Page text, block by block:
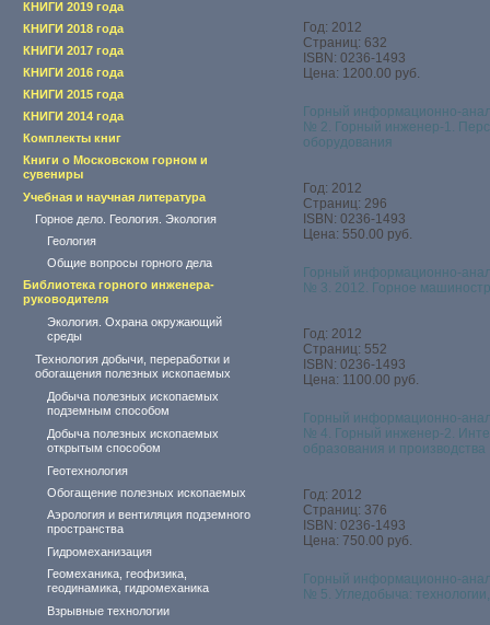
КНИГИ 2019 года
КНИГИ 2018 года
КНИГИ 2017 года
КНИГИ 2016 года
КНИГИ 2015 года
КНИГИ 2014 года
Комплекты книг
Книги о Московском горном и
сувениры
Учебная и научная литература
Горное дело. Геология. Экология
Геология
Общие вопросы горного дела
Библиотека горного инженера-
руководителя
Экология. Охрана окружающий
среды
Технология добычи, переработки и
обогащения полезных ископаемых
Добыча полезных ископаемых
подземным способом
Добыча полезных ископаемых
открытым способом
Геотехнология
Обогащение полезных ископаемых
Аэрология и вентиляция подземного
пространства
Гидромеханизация
Геомеханика, геофизика,
геодинамика, гидромеханика
Взрывные технологии
Год: 2012
Страниц: 632
ISBN: 0236-1493
Цена: 1200.00 руб.
Горный информационно-
№ 2. Горный инженер-1.
оборудования
Год: 2012
Страниц: 296
ISBN: 0236-1493
Цена: 550.00 руб.
Горный информационно-
№ 3. 2012. Горное
Год: 2012
Страниц: 552
ISBN: 0236-1493
Цена: 1100.00 руб.
Горный информационно-
№ 4. Горный инженер-2.
образования и производства
Год: 2012
Страниц: 376
ISBN: 0236-1493
Цена: 750.00 руб.
Горный информационно-
№ 5. Угледобыча: